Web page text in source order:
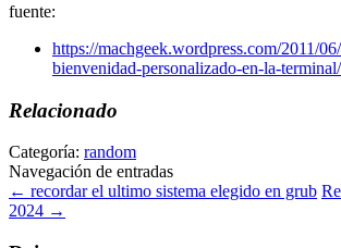
fuente:
https://machgeek.wordpress.com/2011/
bienvenidad-personalizado-en-la-terminal/
Relacionado
Categoría: random
Navegación de entradas
← recordar el ultimo sistema elegido en grub
2024 →